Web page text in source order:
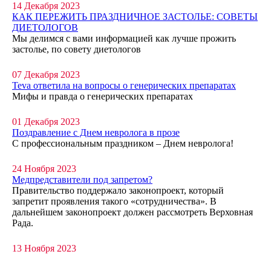
14 Декабря 2023
КАК ПЕРЕЖИТЬ ПРАЗДНИЧНОЕ ЗАСТОЛЬЕ: СОВЕТЫ
ДИЕТОЛОГОВ
Мы делимся с вами информацией как лучше прожить
застолье, по совету диетологов
07 Декабря 2023
Teva ответила на вопросы о генерических препаратах
Мифы и правда о генерических препаратах
01 Декабря 2023
Поздравление с Днем невролога в прозе
С профессиональным праздником – Днем невролога!
24 Ноября 2023
Медпредставители под запретом?
Правительство поддержало законопроект, который
запретит проявления такого «сотрудничества». В
дальнейшем законопроект должен рассмотреть Верховная
Рада.
13 Ноября 2023